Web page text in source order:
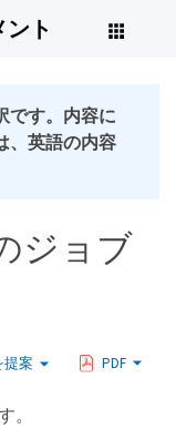
ント
です。内容に
、英語の内容
ジョブ
提案 PDF
。